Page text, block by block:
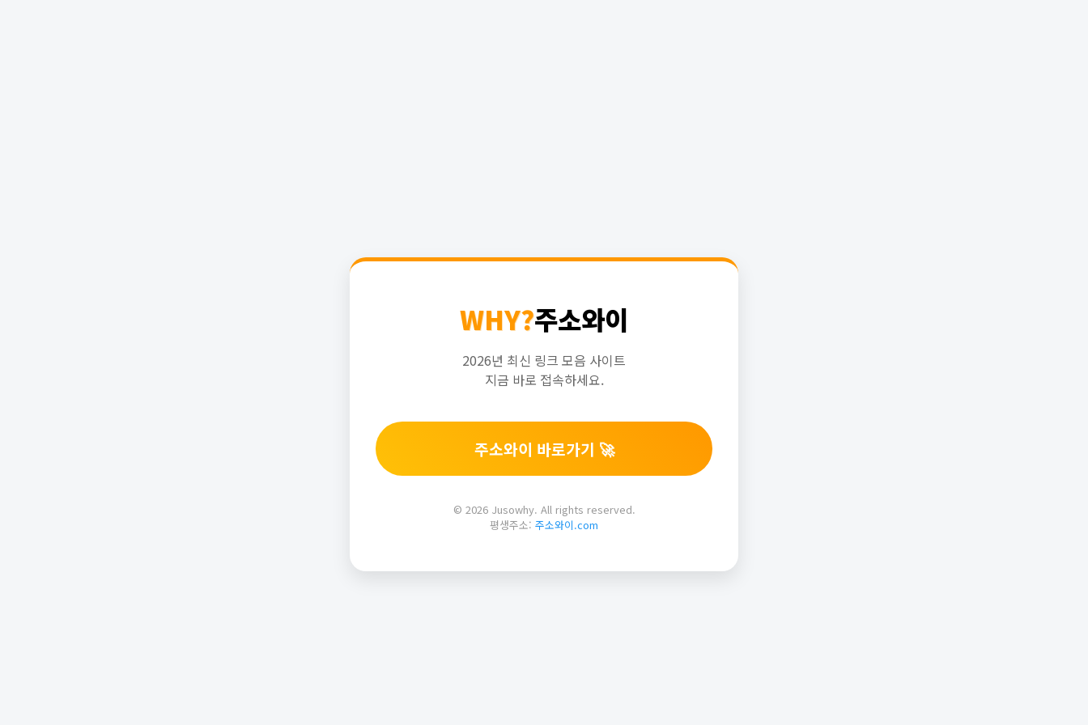
WHY?주소와이
2026년 최신 링크 모음 사이트
지금 바로 접속하세요.
주소와이 바로가기 🚀
© 2026 Jusowhy. All rights reserved.
평생주소: 주소와이.com